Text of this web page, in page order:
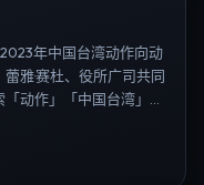
年中国台湾动作向动
雅·赛杜、役所广司共同
动作」「中国台湾」或
长尾词。